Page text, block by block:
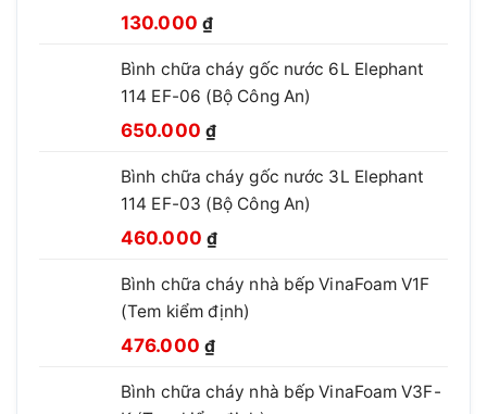
Giá
là:
210.000 ₫.
130.000 ₫Giá
tại
là:
130.000 ₫.
Bình chữa cháy gốc nước 6L Elephant
114 EF-06 (Bộ Công An)
Giá
là:
850.000 ₫.
650.000 ₫Giá
tại
là:
650.000 ₫.
Bình chữa cháy gốc nước 3L Elephant
114 EF-03 (Bộ Công An)
Giá
là:
660.000 ₫.
460.000 ₫Giá
tại
là:
Bình chữa cháy nhà bếp VinaFoam V1F
(Tem kiểm định)
Giá
là:
476.000 ₫Giá
tại
Bình chữa cháy nhà bếp VinaFoam V3F-